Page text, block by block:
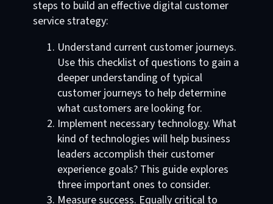
steps to build an effective digital customer
service strategy:
Understand current customer journeys.
Use this checklist of questions to gain a
deeper understanding of typical
customer journeys to help determine
what customers are looking for.
Implement necessary technology. What
kind of technologies will help business
leaders accomplish their customer
experience goals? This guide explores
three important ones to consider.
Measure success. Equally critical to